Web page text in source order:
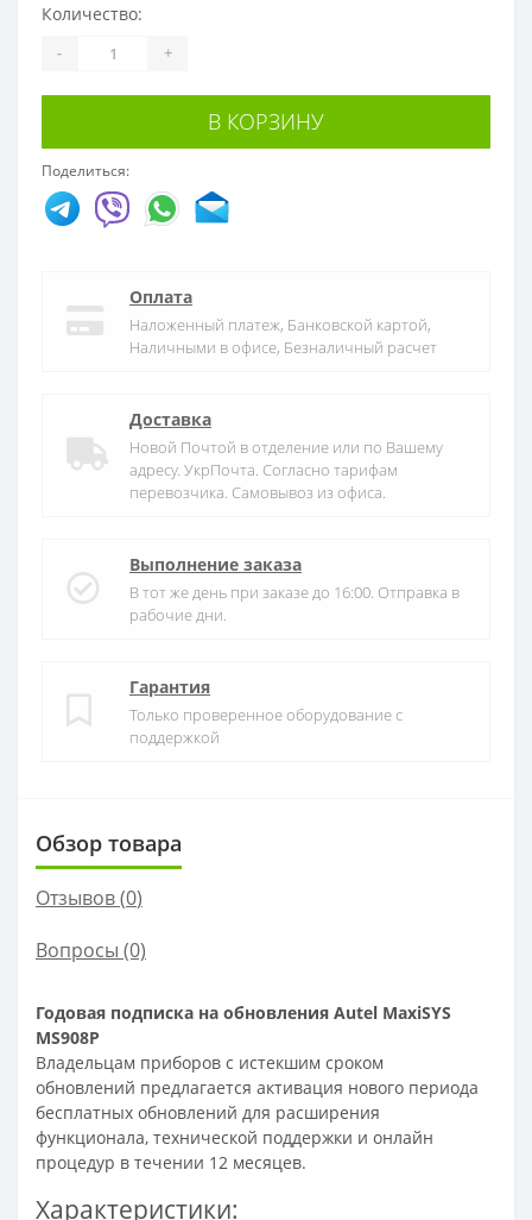
Количество:
- +
В КОРЗИНУ
Поделиться:
Оплата
Наложенный платеж, Банковской картой,
Наличными в офисе, Безналичный расчет
Доставка
Новой Почтой в отделение или по Вашему
адресу. УкрПочта. Согласно тарифам
перевозчика. Самовывоз из офиса.
Выполнение заказа
В тот же день при заказе до 16:00. Отправка в
рабочие дни.
Гарантия
Только проверенное оборудование с
поддержкой
Обзор товара
Отзывов (0)
Вопросы (0)
Годовая подписка на обновления Autel MaxiSYS
MS908P
Владельцам приборов с истекшим сроком
обновлений предлагается активация нового периода
бесплатных обновлений для расширения
функционала, технической поддержки и онлайн
процедур в течении 12 месяцев.
Характеристики: